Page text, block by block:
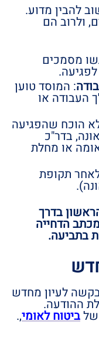
להבין מדוע.
ולרוב הם
מסמכים
: המוסד טוען
העבודה או
הוכח שהפגיעה
בדר"כ
או מחלת
תקופת
בדרך
הדחייה
בתביעה.
לעיון מחדש
ההודעה.
ביטוח לאומי,.